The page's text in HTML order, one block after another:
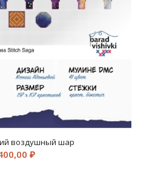
воздушный шар
₽